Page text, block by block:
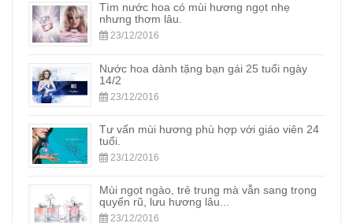
Tìm nước hoa có mùi hương ngọt nhẹ
nhưng thơm lâu.
23/12/2016
Nước hoa dành tặng bạn gái 25 tuổi ngày
14/2
23/12/2016
Tư vấn mùi hương phù hợp với giáo viên 24
tuổi.
23/12/2016
Mùi ngọt ngào, trẻ trung mà vẫn sang trọng
quyến rũ, lưu hương lâu...
23/12/2016